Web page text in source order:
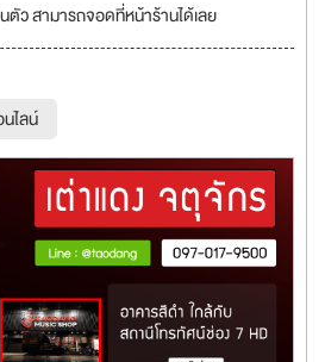
ตัว สามารถจอดที่หน้าร้านได้เลย
ไลน์